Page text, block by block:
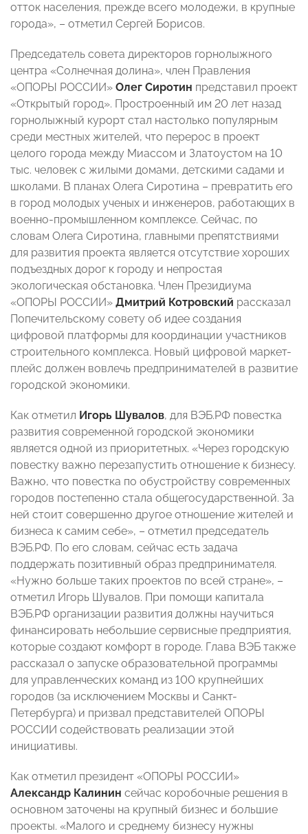
отток населения, прежде всего молодежи, в крупные
города», – отметил Сергей Борисов.
Председатель совета директоров горнолыжного
центра «Солнечная долина», член Правления
«ОПОРЫ РОССИИ» Олег Сиротин представил проект
«Открытый город». Простроенный им 20 лет назад
горнолыжный курорт стал настолько популярным
среди местных жителей, что перерос в проект
целого города между Миассом и Златоустом на 10
тыс. человек с жилыми домами, детскими садами и
школами. В планах Олега Сиротина – превратить его
в город молодых ученых и инженеров, работающих в
военно-промышленном комплексе. Сейчас, по
словам Олега Сиротина, главными препятствиями
для развития проекта является отсутствие хороших
подъездных дорог к городу и непростая
экологическая обстановка. Член Президиума
«ОПОРЫ РОССИИ» Дмитрий Котровский рассказал
Попечительскому совету об идее создания
цифровой платформы для координации участников
строительного комплекса. Новый цифровой маркет-
плейс должен вовлечь предпринимателей в развитие
городской экономики.
Как отметил Игорь Шувалов, для ВЭБ.РФ повестка
развития современной городской экономики
является одной из приоритетных. «Через городскую
повестку важно перезапустить отношение к бизнесу.
Важно, что повестка по обустройству современных
городов постепенно стала общегосударственной. За
ней стоит совершенно другое отношение жителей и
бизнеса к самим себе», – отметил председатель
ВЭБ.РФ. По его словам, сейчас есть задача
поддержать позитивный образ предпринимателя.
«Нужно больше таких проектов по всей стране», –
отметил Игорь Шувалов. При помощи капитала
ВЭБ.РФ организации развития должны научиться
финансировать небольшие сервисные предприятия,
которые создают комфорт в городе. Глава ВЭБ также
рассказал о запуске образовательной программы
для управленческих команд из 100 крупнейших
городов (за исключением Москвы и Санкт-
Петербурга) и призвал представителей ОПОРЫ
РОССИИ содействовать реализации этой
инициативы.
Как отметил президент «ОПОРЫ РОССИИ»
Александр Калинин сейчас коробочные решения в
основном заточены на крупный бизнес и большие
проекты. «Малого и среднему бизнесу нужны